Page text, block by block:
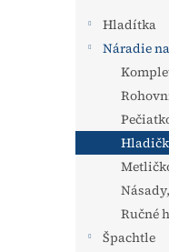
Hladítka
Náradie
Ručné
Špachtle